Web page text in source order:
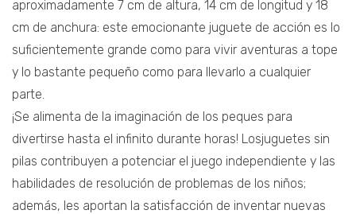
aproximadamente 7 cm de altura, 14 cm de longitud y 18
cm de anchura: este emocionante juguete de acción es lo
suficientemente grande como para vivir aventuras a tope
y lo bastante pequeño como para llevarlo a cualquier
parte.
¡Se alimenta de la imaginación de los peques para
divertirse hasta el infinito durante horas! Losjuguetes sin
pilas contribuyen a potenciar el juego independiente y las
habilidades de resolución de problemas de los niños;
además, les aportan la satisfacción de inventar nuevas